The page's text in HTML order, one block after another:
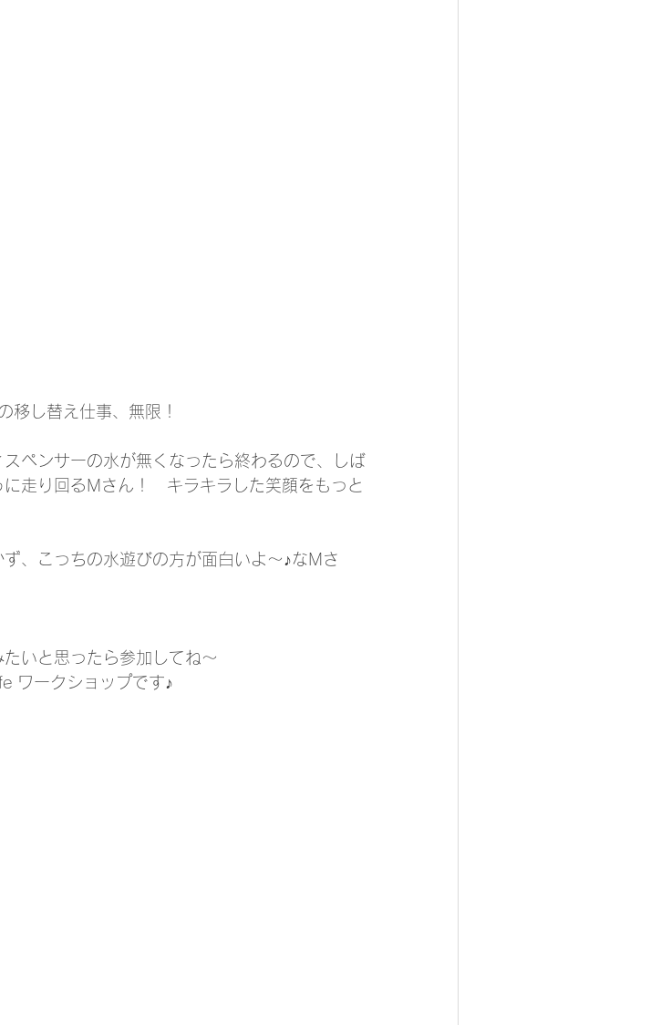
移し替え仕事、無限！
ペンサーの水が無くなったら終わるので、しば
走り回るMさん！　キラキラした笑顔をもっと
、こっちの水遊びの方が面白いよ～♪なMさ
いと思ったら参加してね～
ワークショップです♪